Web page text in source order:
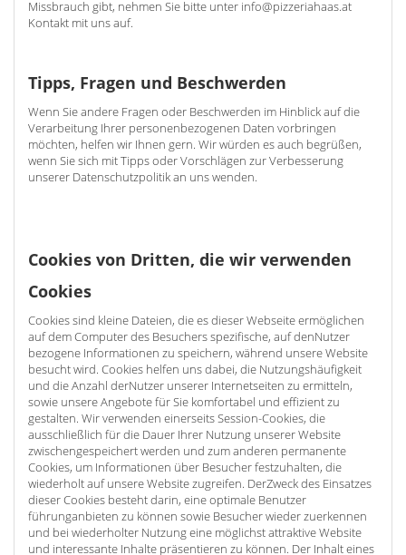
Missbrauch gibt, nehmen Sie bitte unter info@pizzeriahaas.at
Kontakt mit uns auf.
Tipps, Fragen und Beschwerden
Wenn Sie andere Fragen oder Beschwerden im Hinblick auf die
Verarbeitung Ihrer personenbezogenen Daten vorbringen
möchten, helfen wir Ihnen gern. Wir würden es auch begrüßen,
wenn Sie sich mit Tipps oder Vorschlägen zur Verbesserung
unserer Datenschutzpolitik an uns wenden.
Cookies von Dritten, die wir verwenden
Cookies
Cookies sind kleine Dateien, die es dieser Webseite ermöglichen
auf dem Computer des Besuchers spezifische, auf denNutzer
bezogene Informationen zu speichern, während unsere Website
besucht wird. Cookies helfen uns dabei, die Nutzungshäufigkeit
und die Anzahl derNutzer unserer Internetseiten zu ermitteln,
sowie unsere Angebote für Sie komfortabel und effizient zu
gestalten. Wir verwenden einerseits Session-Cookies, die
ausschließlich für die Dauer Ihrer Nutzung unserer Website
zwischengespeichert werden und zum anderen permanente
Cookies, um Informationen über Besucher festzuhalten, die
wiederholt auf unsere Website zugreifen. DerZweck des Einsatzes
dieser Cookies besteht darin, eine optimale Benutzer
führunganbieten zu können sowie Besucher wieder zuerkennen
und bei wiederholter Nutzung eine möglichst attraktive Website
und interessante Inhalte präsentieren zu können. Der Inhalt eines